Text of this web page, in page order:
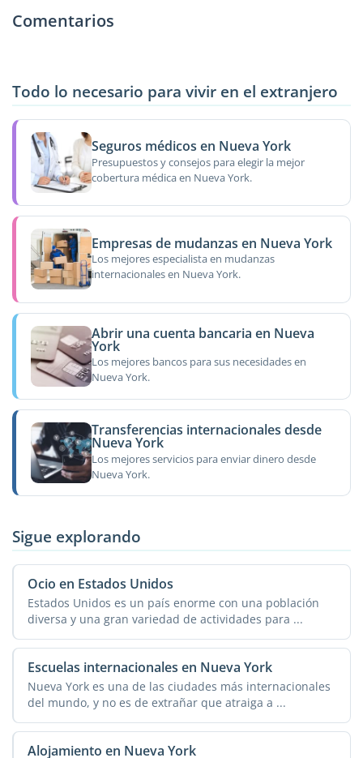
Comentarios
Todo lo necesario para vivir en el extranjero
Seguros médicos en Nueva York
Presupuestos y consejos para elegir la mejor
cobertura médica en Nueva York.
Empresas de mudanzas en Nueva York
Los mejores especialista en mudanzas
internacionales en Nueva York.
Abrir una cuenta bancaria en Nueva
York
Los mejores bancos para sus necesidades en
Nueva York.
Transferencias internacionales desde
Nueva York
Los mejores servicios para enviar dinero desde
Nueva York.
Sigue explorando
Ocio en Estados Unidos
Estados Unidos es un país enorme con una población
diversa y una gran variedad de actividades para ...
Escuelas internacionales en Nueva York
Nueva York es una de las ciudades más internacionales
del mundo, y no es de extrañar que atraiga a ...
Alojamiento en Nueva York